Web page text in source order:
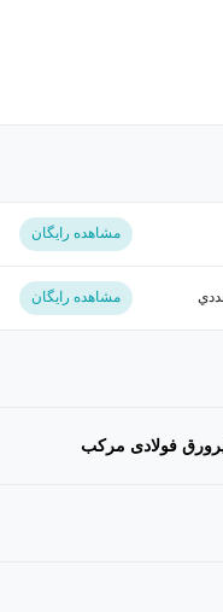
مشاهده رایگان
مشاهده رایگان
فولادی مرکب